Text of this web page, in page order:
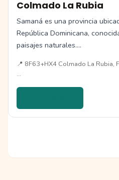
Colmado La Rubia
Samaná es una provincia
República Dominicana,
paisajes naturales.…
📍 8F63+HX4 Colmado La Rubia,
…